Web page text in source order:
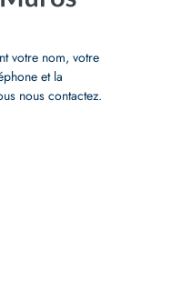
votre nom, votre
et la
nous contactez.